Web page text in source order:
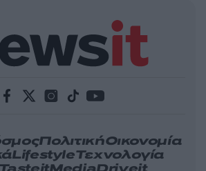
ΠολιτικήΟικονομία
LifestyleΤεχνολογία